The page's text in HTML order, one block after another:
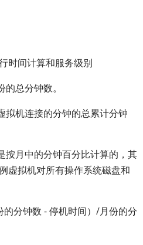
时间计算和服务级别
总分钟数。
拟机连接的分钟的总累计分钟
按月中的分钟百分比计算的，其
虚拟机对所有操作系统磁盘和
分钟数 - 停机时间）/月份的分